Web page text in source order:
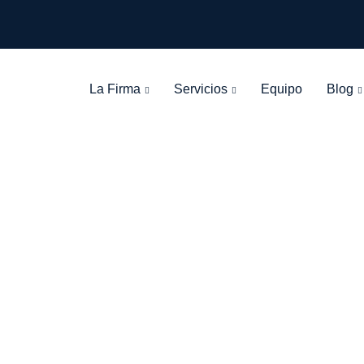
La Firma Servicios Equipo Blog